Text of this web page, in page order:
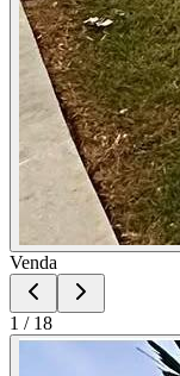
Venda
1 / 18